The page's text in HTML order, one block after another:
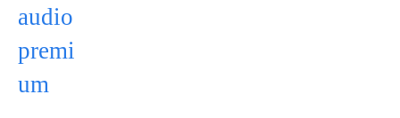
audio
premi
um